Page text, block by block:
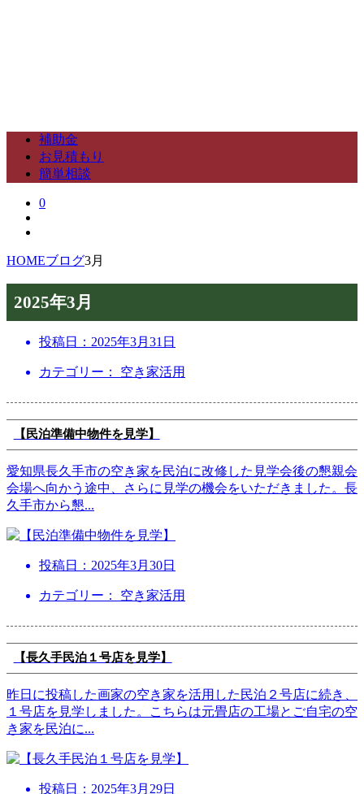
補助金
お見積もり
簡単相談
0
HOMEブログ3月
2025年3月
投稿日： 2025年3月31日
カテゴリー： 空き家活用
【民泊準備中物件を見学】
愛知県長久手市の空き家を民泊に改修した見学会後の懇親会
会場へ向かう途中、さらに見学の機会をいただきました。長
久手市から懇...
投稿日： 2025年3月30日
カテゴリー： 空き家活用
【長久手民泊１号店を見学】
昨日に投稿した画家の空き家を活用した民泊２号店に続き、
１号店を見学しました。こちらは元畳店の工場とご自宅の空
き家を民泊に...
投稿日： 2025年3月29日